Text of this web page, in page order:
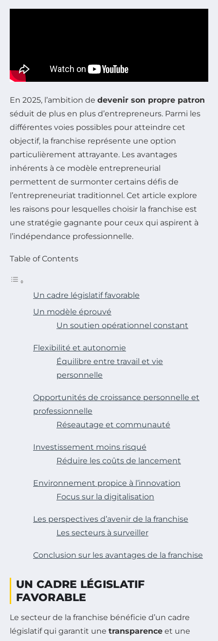
En 2025, l’ambition de devenir son propre patron
séduit de plus en plus d’entrepreneurs. Parmi les
différentes voies possibles pour atteindre cet
objectif, la franchise représente une option
particulièrement attrayante. Les avantages
inhérents à ce modèle entrepreneurial
permettent de surmonter certains défis de
l’entrepreneuriat traditionnel. Cet article explore
les raisons pour lesquelles choisir la franchise est
une stratégie gagnante pour ceux qui aspirent à
l’indépendance professionnelle.
Table of Contents
Un cadre législatif favorable
Un modèle éprouvé
Un soutien opérationnel constant
Flexibilité et autonomie
Équilibre entre travail et vie
personnelle
Opportunités de croissance personnelle et
professionnelle
Réseautage et communauté
Investissement moins risqué
Réduire les coûts de lancement
Environnement propice à l’innovation
Focus sur la digitalisation
Les perspectives d’avenir de la franchise
Les secteurs à surveiller
Conclusion sur les avantages de la franchise
UN CADRE LÉGISLATIF
FAVORABLE
Le secteur de la franchise bénéficie d’un cadre
législatif qui garantit une transparence et une